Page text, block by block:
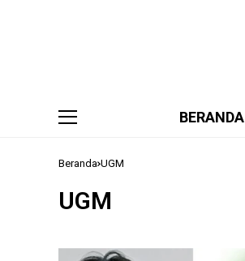
BERANDA
Beranda UGM
UGM